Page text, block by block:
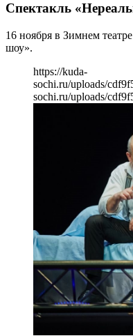
Спектакль
16 ноября в Зимнем
шоу».
https://kuda-
sochi.ru/uploads/
sochi.ru/uploads/